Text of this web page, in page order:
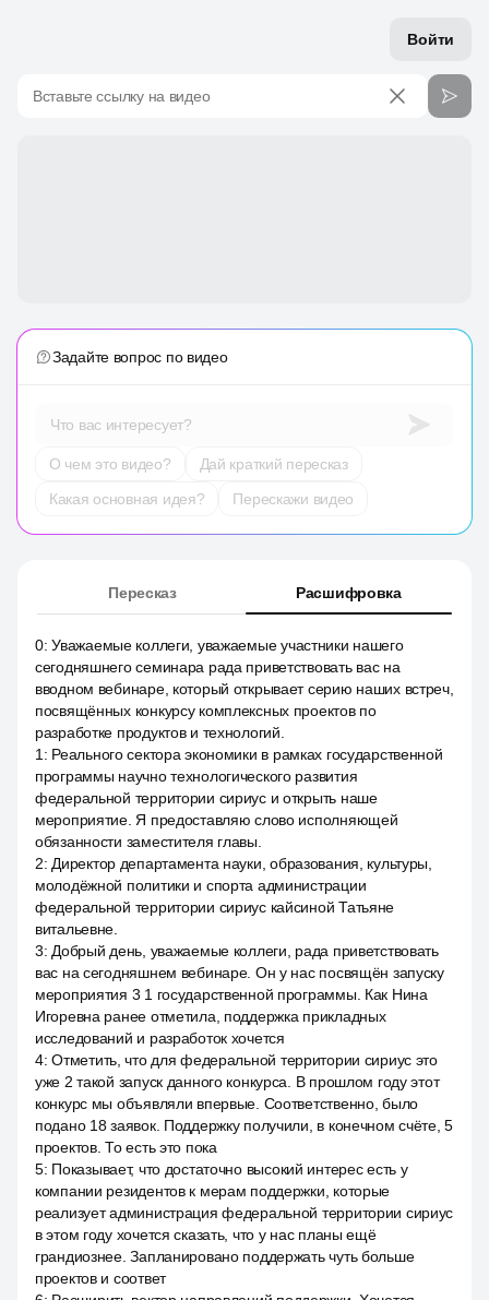
Войти
Вставьте ссылку на видео
Задайте вопрос по видео
Что вас интересует?
О чем это видео?
Дай краткий пересказ
Какая основная идея?
Перескажи видео
Пересказ Расшифровка
0:Уважаемые коллеги, уважаемые участники нашего
сегодняшнего семинара рада приветствовать вас на
вводном вебинаре, который открывает серию наших встреч,
посвящённых конкурсу комплексных проектов по
разработке продуктов и технологий.
1 : Реального сектора экономики в рамках государственной
программы научно технологического развития
федеральной территории сириус и открыть наше
мероприятие. Я предоставляю слово исполняющей
обязанности заместителя главы.
2: Директор департамента науки, образования, культуры,
молодёжной политики и спорта администрации
федеральной территории сириус кайсиной Татьяне
витальевне.
3: Добрый день, уважаемые коллеги, рада приветствовать
вас на сегодняшнем вебинаре. Он у нас посвящён запуску
мероприятия 3 1 государственной программы. Как Нина
Игоревна ранее отметила, поддержка прикладных
исследований и разработок хочется
4:Отметить, что для федеральной территории сириус это
уже 2 такой запуск данного конкурса. В прошлом году этот
конкурс мы объявляли впервые. Соответственно, было
подано 18 заявок. Поддержку получили, в конечном счёте, 5
проектов. То есть это пока
5: Показывает, что достаточно высокий интерес есть у
компании резидентов к мерам поддержки, которые
реализует администрация федеральной территории сириус
в этом году хочется сказать, что у нас планы ещё
грандиознее. Запланировано поддержать чуть больше
проектов и соответ